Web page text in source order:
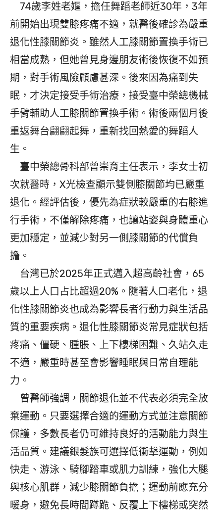
74歲李姓老嫗，擔任舞蹈老師近30年，3年
前開始出現雙膝疼痛不適，就醫後確診為嚴重
退化性膝關節炎。雖然人工膝關節置換手術已
相當成熟，但她曾見身邊朋友術後恢復不如預
期，對手術風險顧慮甚深。後來因為痛到失
眠，才決定接受手術治療，接受臺中榮總機械
手臂輔助人工膝關節置換手術。術後兩個月後
重返舞台翩翩起舞，重新找回熱愛的舞蹈人
生。
臺中榮總骨科部曾崇育主任表示，李女士初
次就醫時，X光檢查顯示雙側膝關節均已嚴重
退化。經評估後，優先為症狀較嚴重的右膝進
行手術，不僅解除疼痛，也讓站姿與身體重心
更加穩定，並減少對另一側膝關節的代償負
擔。
台灣已於2025年正式邁入超高齡社會，65
歲以上人口占比超過20%。隨著人口老化，退
化性膝關節炎也成為影響長者行動力與生活品
質的重要疾病。退化性膝關節炎常見症狀包括
疼痛、僵硬、腫脹、上下樓梯困難、久站久走
不適，嚴重時甚至會影響睡眠與日常自理能
力。
曾醫師強調，關節退化並不代表必須完全放
棄運動。只要選擇合適的運動方式並注意關節
保護，多數長者仍可維持良好的活動能力與生
活品質。建議銀髮族可選擇低衝擊運動，例如
快走、游泳、騎腳踏車或肌力訓練，強化大腿
與核心肌群，減少膝關節負擔；運動前應充分
暖身，避免長時間蹲跪、反覆上下樓梯或突然